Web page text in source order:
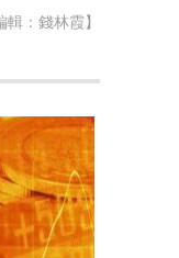
輯：錢林霞】